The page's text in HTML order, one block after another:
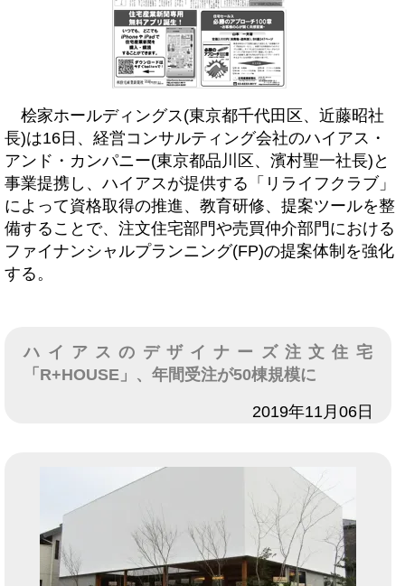
桧家ホールディングス(東京都千代田区、近藤昭社
長)は16日、経営コンサルティング会社のハイアス・
アンド・カンパニー(東京都品川区、濱村聖一社長)と
事業提携し、ハイアスが提供する「リライフクラブ」
によって資格取得の推進、教育研修、提案ツールを整
備することで、注文住宅部門や売買仲介部門における
ファイナンシャルプランニング(FP)の提案体制を強化
する。
ハイアスのデザイナーズ注文住宅
「R+HOUSE」、年間受注が50棟規模に
2019年11月06日